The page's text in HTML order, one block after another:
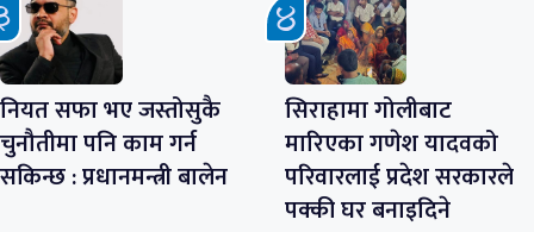
नियत सफा भए जस्तोसुकै
चुनौतीमा पनि काम गर्न
सकिन्छ : प्रधानमन्त्री बालेन
सिराहामा गोलीबाट
मारिएका गणेश यादवको
परिवारलाई प्रदेश सरकारले
पक्की घर बनाइदिने